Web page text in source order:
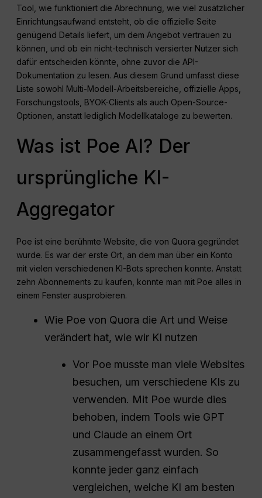
Tool, wie funktioniert die Abrechnung, wie viel zusätzlicher
Einrichtungsaufwand entsteht, ob die offizielle Seite
genügend Details liefert, um dem Angebot vertrauen zu
können, und ob ein nicht-technisch versierter Nutzer sich
dafür entscheiden könnte, ohne zuvor die API-
Dokumentation zu lesen. Aus diesem Grund umfasst diese
Liste sowohl Multi-Modell-Arbeitsbereiche, offizielle Apps,
Forschungstools, BYOK-Clients als auch Open-Source-
Optionen, anstatt lediglich Modellkataloge zu bewerten.
Was ist Poe AI? Der
ursprüngliche KI-
Aggregator
Poe ist eine berühmte Website, die von Quora gegründet
wurde. Es war der erste Ort, an dem man über ein Konto
mit vielen verschiedenen KI-Bots sprechen konnte. Anstatt
zehn Abonnements zu kaufen, konnte man mit Poe alles in
einem Fenster ausprobieren.
Wie Poe von Quora die Art und Weise
verändert hat, wie wir KI nutzen
Vor Poe musste man viele Websites
besuchen, um verschiedene KIs zu
verwenden. Mit Poe wurde dies
behoben, indem Tools wie GPT
und Claude an einem Ort
zusammengefasst wurden. So
konnte jeder ganz einfach
vergleichen, welche KI am besten